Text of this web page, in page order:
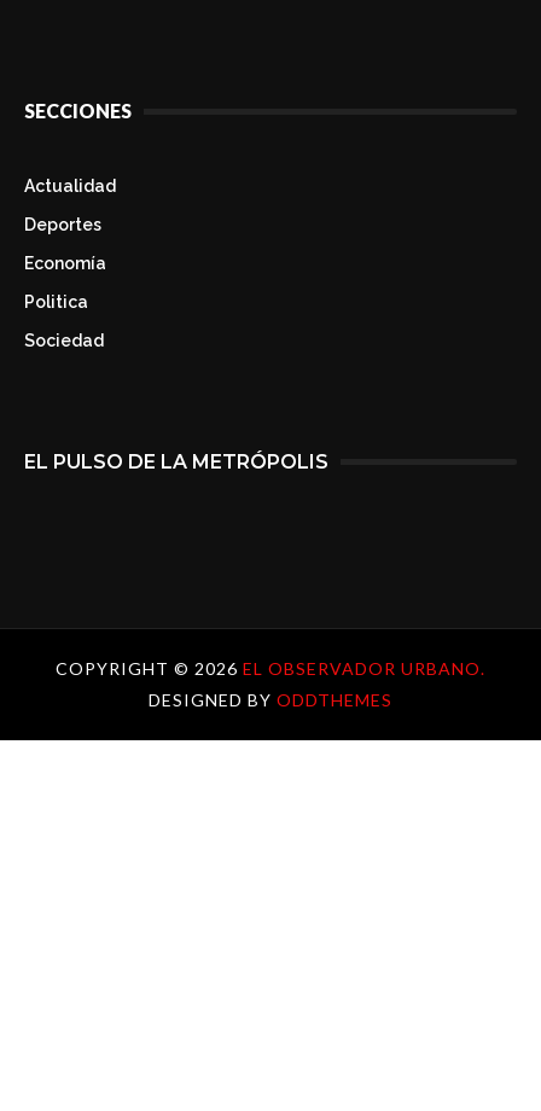
SECCIONES
Actualidad
Deportes
Economía
Politica
Sociedad
EL PULSO DE LA METRÓPOLIS
COPYRIGHT © 2026 EL OBSERVADOR URBANO.
DESIGNED BY ODDTHEMES